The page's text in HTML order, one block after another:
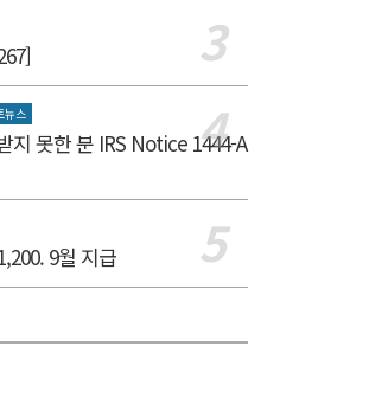
뉴스
지 못한 분 IRS Notice 1444-A
9월 지급